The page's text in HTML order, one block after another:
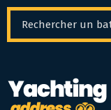
Panneau de gestion des